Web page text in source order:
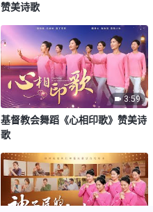
赞美诗歌
3:59
基督教会舞蹈《心相印歌》赞美诗
歌